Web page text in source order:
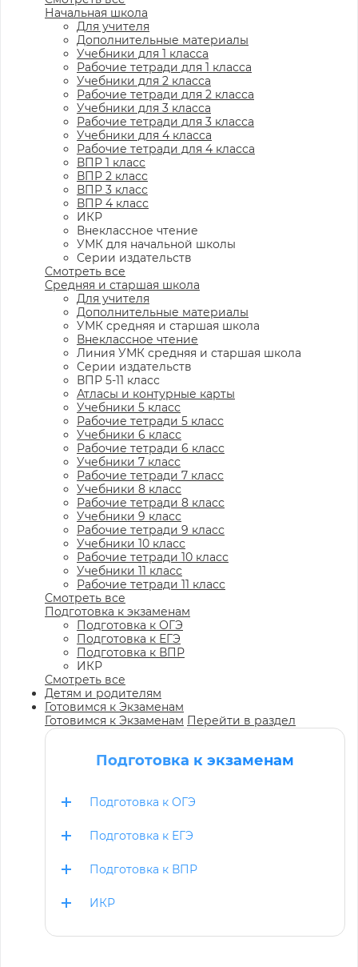
Начальная школа
Для учителя
Дополнительные материалы
Учебники для 1 класса
Рабочие тетради для 1 класса
Учебники для 2 класса
Рабочие тетради для 2 класса
Учебники для 3 класса
Рабочие тетради для 3 класса
Учебники для 4 класса
Рабочие тетради для 4 класса
ВПР 1 класс
ВПР 2 класс
ВПР 3 класс
ВПР 4 класс
ИКР
Внеклассное чтение
УМК для начальной школы
Серии издательств
Смотреть все
Средняя и старшая школа
Для учителя
Дополнительные материалы
УМК средняя и старшая школа
Внеклассное чтение
Линия УМК средняя и старшая школа
Серии издательств
ВПР 5-11 класс
Атласы и контурные карты
Учебники 5 класс
Рабочие тетради 5 класс
Учебники 6 класс
Рабочие тетради 6 класс
Учебники 7 класс
Рабочие тетради 7 класс
Учебники 8 класс
Рабочие тетради 8 класс
Учебники 9 класс
Рабочие тетради 9 класс
Учебники 10 класс
Рабочие тетради 10 класс
Учебники 11 класс
Рабочие тетради 11 класс
Смотреть все
Подготовка к экзаменам
Подготовка к ОГЭ
Подготовка к ЕГЭ
Подготовка к ВПР
ИКР
Смотреть все
Детям и родителям
Готовимся к Экзаменам
Готовимся к Экзаменам Перейти в раздел
Подготовка к экзаменам
Подготовка к ОГЭ
Подготовка к ЕГЭ
Подготовка к ВПР
ИКР